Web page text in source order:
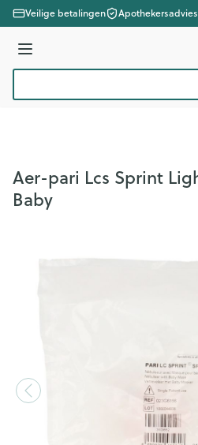
Ga naar de inhoud
Veilige betalingen Apothekersadvies
Menu
Aer-pari Lcs Sprint
Baby